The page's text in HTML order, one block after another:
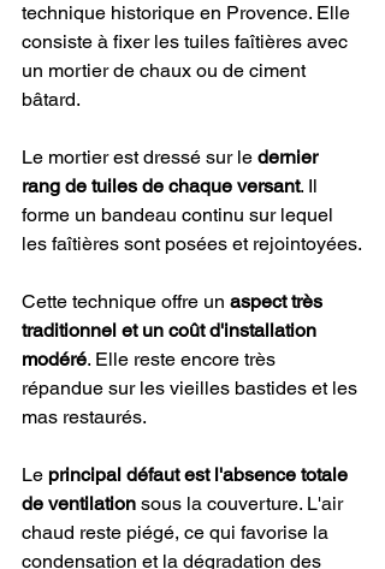
technique historique en Provence. Elle
consiste à fixer les tuiles faîtières avec
un mortier de chaux ou de ciment
bâtard.
Le mortier est dressé sur le dernier
rang de tuiles de chaque versant. Il
forme un bandeau continu sur lequel
les faîtières sont posées et rejointoyées.
Cette technique offre un aspect très
traditionnel et un coût d'installation
modéré. Elle reste encore très
répandue sur les vieilles bastides et les
mas restaurés.
Le principal défaut est l'absence totale
de ventilation sous la couverture. L'air
chaud reste piégé, ce qui favorise la
condensation et la dégradation des